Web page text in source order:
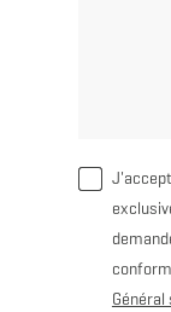
Général